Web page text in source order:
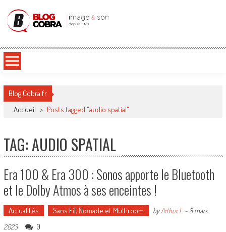
Blog Cobra
Blog Cobra.fr
Accueil > Posts tagged "audio spatial"
TAG: AUDIO SPATIAL
Era 100 & Era 300 : Sonos apporte le Bluetooth
et le Dolby Atmos à ses enceintes !
Actualités Sans Fil, Nomade et Multiroom byArthur L. - 8 mars
2023
0